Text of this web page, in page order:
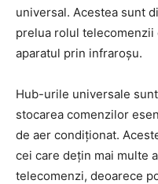
universal. Acestea sunt
prelua rolul
aparatul prin infraroșu.
Hub-urile universale
stocarea comenzilor
de aer condiționat.
cei care dețin mai multe
telecomenzi, deoarece